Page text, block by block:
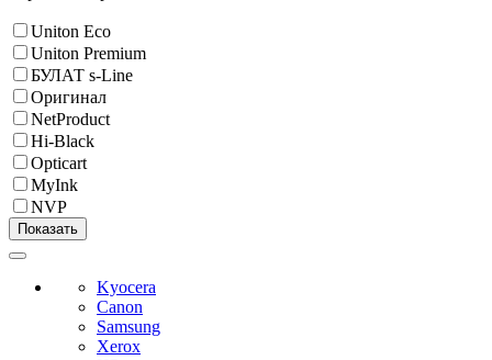
Uniton Eco
Uniton Premium
БУЛАТ s-Line
Оригинал
NetProduct
Hi-Black
Opticart
MyInk
NVP
Kyocera
Canon
Samsung
Xerox